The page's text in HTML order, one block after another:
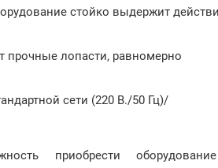
стойко выдержит
прочные лопасти, равномерно
сети (220 В./50 Гц)/
приобрести